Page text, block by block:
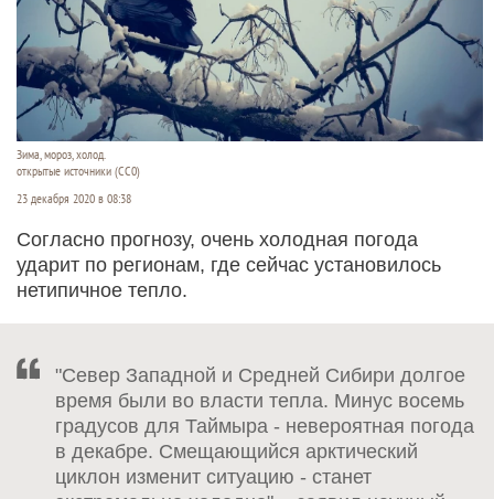
Зима, мороз, холод.
открытые источники (CC0)
23 декабря 2020 в 08:38
Согласно прогнозу, очень холодная погода
ударит по регионам, где сейчас установилось
нетипичное тепло.
"Север Западной и Средней Сибири долгое
время были во власти тепла. Минус восемь
градусов для Таймыра - невероятная погода
в декабре. Смещающийся арктический
циклон изменит ситуацию - станет